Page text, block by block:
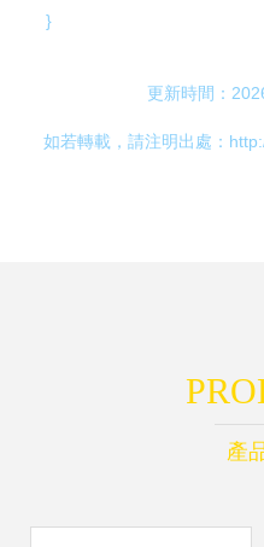
}
更新時間：
如若轉載，請注明出處：
產